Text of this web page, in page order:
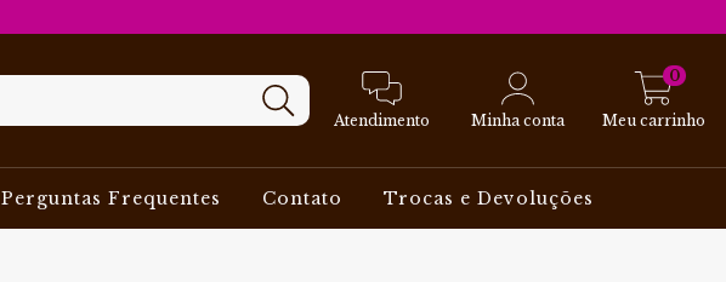
Atendimento Minha conta Meu carrinho
0
Perguntas Frequentes Contato Trocas e Devoluções